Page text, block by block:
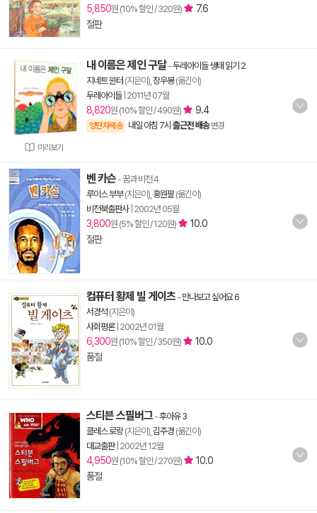
5,850원 (10% 할인 / 320원)
7.6
절판
미리보기
내 이름은 제인 구달-두레아이들 생태 읽기 2
지네트 윈터 (지은이), 장우봉(옮긴이)
두레아이들| 2011년 07월
8,820원 (10% 할인 / 490원) 9.4
양탄자배송 내일 아침 7시 출근전 배송 변경
벤 카슨 - 꿈과 비전 4
루이스 부부(지은이), 홍원팔(옮긴이)
비전북출판사| 2002년 05월
3,800원 (5% 할인 / 120원)
10.0
절판
컴퓨터 황제 빌 게이츠 - 만나보고 싶어요 6
서경석 (지은이)
사회평론| 2002년 01월
6,300원 (10% 할인 / 350원)
10.0
품절
스티븐 스필버그 -후아유 3
클레스 로랑(지은이), 김주경 (옮긴이)
대교출판| 2002년 12월
4,950원 (10% 할인 / 270원)
10.0
품절